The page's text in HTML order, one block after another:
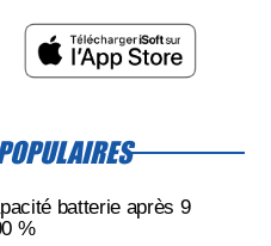
batterie après 9
%